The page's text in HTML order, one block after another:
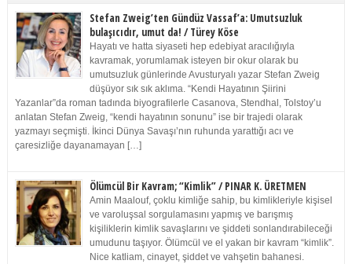
Stefan Zweig’ten Gündüz Vassaf’a: Umutsuzluk
bulaşıcıdır, umut da! / Türey Köse
Hayatı ve hatta siyaseti hep edebiyat aracılığıyla
kavramak, yorumlamak isteyen bir okur olarak bu
umutsuzluk günlerinde Avusturyalı yazar Stefan Zweig
düşüyor sık sık aklıma. “Kendi Hayatının Şiirini
Yazanlar”da roman tadında biyografilerle Casanova, Stendhal, Tolstoy’u
anlatan Stefan Zweig, “kendi hayatının sonunu” ise bir trajedi olarak
yazmayı seçmişti. İkinci Dünya Savaşı’nın ruhunda yarattığı acı ve
çaresizliğe dayanamayan […]
Ölümcül Bir Kavram; “Kimlik” / PINAR K. ÜRETMEN
Amin Maalouf, çoklu kimliğe sahip, bu kimlikleriyle kişisel
ve varoluşsal sorgulamasını yapmış ve barışmış
kişiliklerin kimlik savaşlarını ve şiddeti sonlandırabileceği
umudunu taşıyor. Ölümcül ve el yakan bir kavram “kimlik”.
Nice katliam, cinayet, şiddet ve vahşetin bahanesi.